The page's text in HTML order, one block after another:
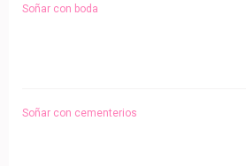
Soñar con boda
Soñar con cementerios